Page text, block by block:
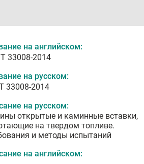
на английском:
33008-2014
на русском:
33008-2014
на русском:
открытые и каминные вставки,
на твердом топливе.
и методы испытаний
на английском: